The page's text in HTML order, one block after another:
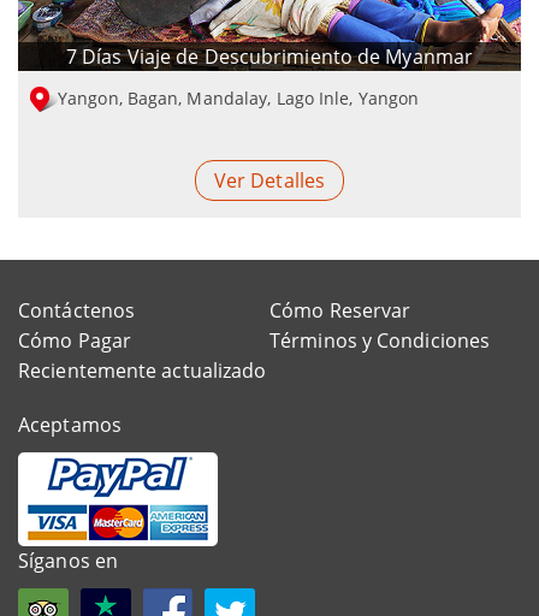
7 Días Viaje de Descubrimiento de Myanmar
Yangon, Bagan, Mandalay, Lago Inle, Yangon
Ver Detalles
Contáctenos
Cómo Reservar
Cómo Pagar
Términos y Condiciones
Recientemente actualizado
Aceptamos
Síganos en